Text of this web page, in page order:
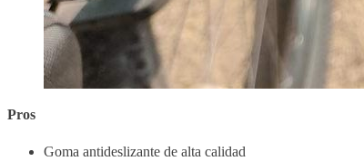
Pros
Goma antideslizante de alta calidad